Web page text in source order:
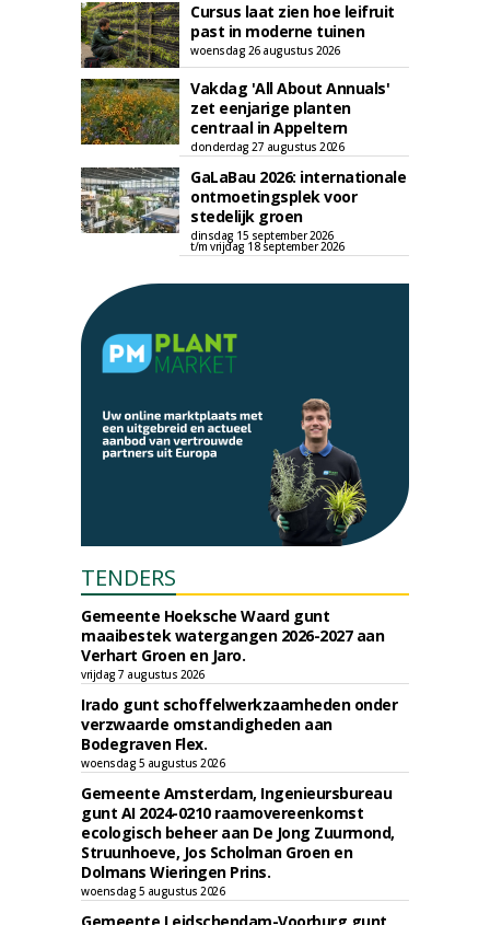
Cursus laat zien hoe leifruit
past in moderne tuinen
woensdag 26 augustus 2026
Vakdag 'All About Annuals'
zet eenjarige planten
centraal in Appeltern
donderdag 27 augustus 2026
GaLaBau 2026: internationale
ontmoetingsplek voor
stedelijk groen
dinsdag 15 september 2026
t/m vrijdag 18 september 2026
TENDERS
Gemeente Hoeksche Waard gunt
maaibestek watergangen 2026-2027 aan
Verhart Groen en Jaro.
vrijdag 7 augustus 2026
Irado gunt schoffelwerkzaamheden onder
verzwaarde omstandigheden aan
Bodegraven Flex.
woensdag 5 augustus 2026
Gemeente Amsterdam, Ingenieursbureau
gunt AI 2024-0210 raamovereenkomst
ecologisch beheer aan De Jong Zuurmond,
Struunhoeve, Jos Scholman Groen en
Dolmans Wieringen Prins.
woensdag 5 augustus 2026